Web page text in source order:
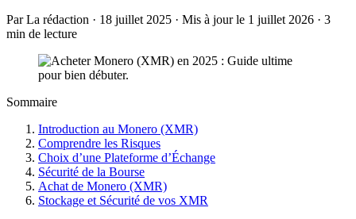
Par La rédaction · 18 juillet 2025 · Mis à jour le 1 juillet 2026 · 3
min de lecture
Sommaire
Introduction au Monero (XMR)
Comprendre les Risques
Choix d’une Plateforme d’Échange
Sécurité de la Bourse
Achat de Monero (XMR)
Stockage et Sécurité de vos XMR